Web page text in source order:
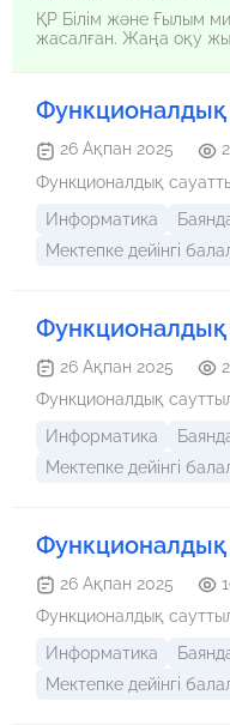
ҚР Білім және Ғылым
жасалған. Жаңа оқу
26 Ақпан 2025
Функционалдық
Информатика
Мектепке дейінгі
26 Ақпан 2025
Функционалдық
Информатика
Мектепке дейінгі
26 Ақпан 2025
Функционалдық
Информатика
Мектепке дейінгі